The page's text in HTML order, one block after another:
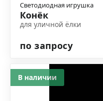
Светодиодная игрушка
Конёк
для уличной ёлки
по запросу
В наличии